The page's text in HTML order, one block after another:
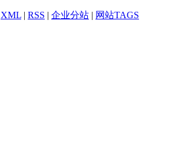
XML | RSS | 企业分站 | 网站TAGS